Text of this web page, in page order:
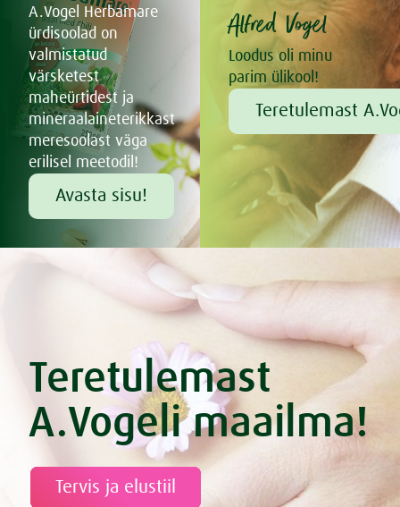
A.Vogel Herbamare
ürdisoolad on
valmistatud
värsketest
maheürtidest ja
mineraalaineterikkast
meresoolast väga
erilisel meetodil!
Avasta sisu!
Alfred Vogel
Loodus oli minu
parim ülikool!
Teretulemast
Teretulemast
A.Vogeli maailma!
Tervis ja elustiil